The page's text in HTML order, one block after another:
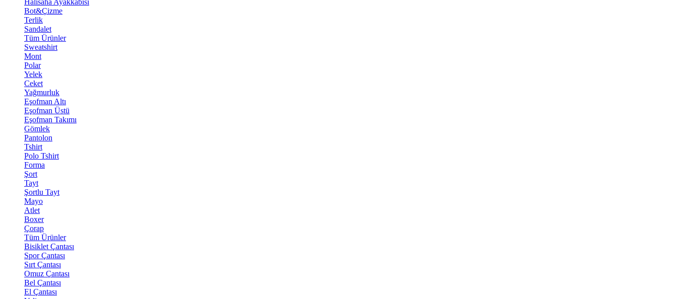
Halısaha Ayakkabısı
Bot&Çizme
Terlik
Sandalet
Tüm Ürünler
Sweatshirt
Mont
Polar
Yelek
Ceket
Yağmurluk
Eşofman Altı
Eşofman Üstü
Eşofman Takımı
Gömlek
Pantolon
Tshirt
Polo Tshirt
Forma
Şort
Tayt
Şortlu Tayt
Mayo
Atlet
Boxer
Çorap
Tüm Ürünler
Bisiklet Çantası
Spor Çantası
Sırt Çantası
Omuz Çantası
Bel Çantası
El Çantası